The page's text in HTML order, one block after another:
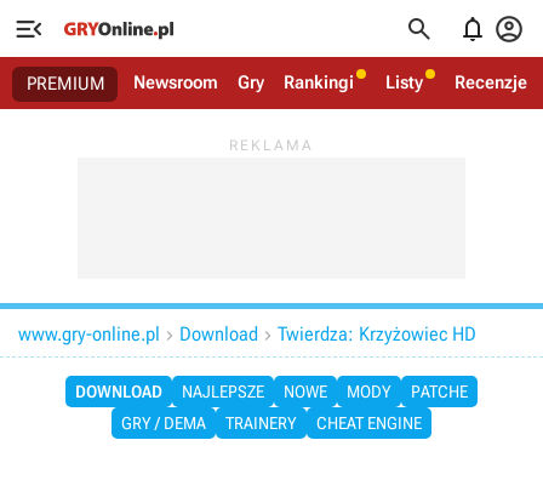
   
PREMIUM Newsroom Gry Rankingi Listy Recenzje
www.gry-online.pl  Download  Twierdza: Krzyżowiec HD
DOWNLOAD NAJLEPSZE NOWE MODY
PATCHE
GRY / DEMA
TRAINERY CHEAT ENGINE